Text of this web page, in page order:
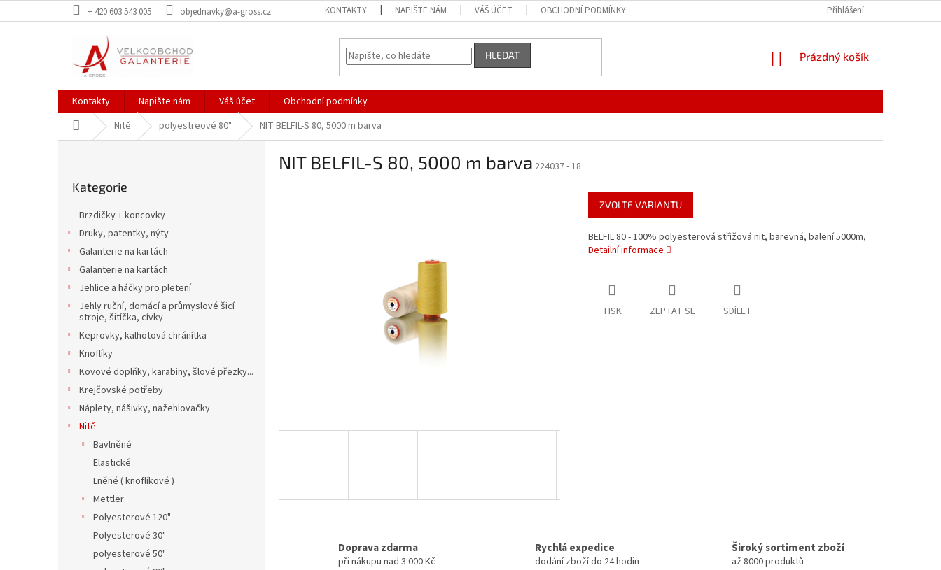
na
+ 420 603 543 005 objednavky@a-gross.cz KONTAKTY NAPIŠTE NÁM VÁŠ ÚČET OBCHODNÍ PODMÍNKY REKLAMACE
Přihlášení
HLEDAT
NÁKUPNÍ
Prázdný košík
Kontakty Napište nám Váš účet
Obchodní podmínky
Domů Nitě polyestreové 80" NIT BELFIL-S 80, 5000 m barva
kategorie
Kategorie
Brzdičky + koncovky
Druky, patentky, nýty
Galanterie na kartách
Galanterie na kartách
Jehlice a háčky pro pletení
Jehly ruční, domácí a průmyslové šicí
stroje, šitíčka, cívky
Keprovky, kalhotová chránítka
Knoflíky
Kovové doplňky, karabiny, šlové přezky...
Krejčovské potřeby
Náplety, nášivky, nažehlovačky
Nitě
Bavlněné
Elastické
Lněné ( knoflíkové )
Mettler
Polyesterové 120"
Polyesterové 30"
polyesterové 50"
NIT BELFIL-S 80, 5000 m barva 224037 - 18
ZVOLTE VARIANTU
BELFIL 80 - 100% polyesterová střižová nit, barevná, balení 5000m,
Detailní informace
TISK ZEPTAT SE SDÍLET
Doprava zdarma
při nákupu nad 3 000 Kč
Rychlá expedice
dodání zboží do 24 hodin
Široký sortiment zboží
až 8000 produktů